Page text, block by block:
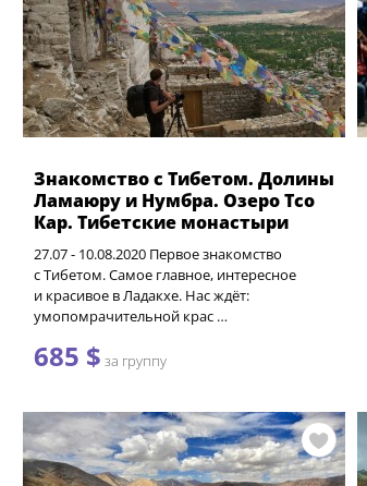
Знакомство с Тибетом. Долины
Ламаюру и Нумбра. Озеро Тсо
Кар. Тибетские монастыри
27.07 - 10.08.2020 Первое знакомство
с Тибетом. Самое главное, интересное
и красивое в Ладакхе. Нас ждёт:
умопомрачительной крас …
685 $ за группу